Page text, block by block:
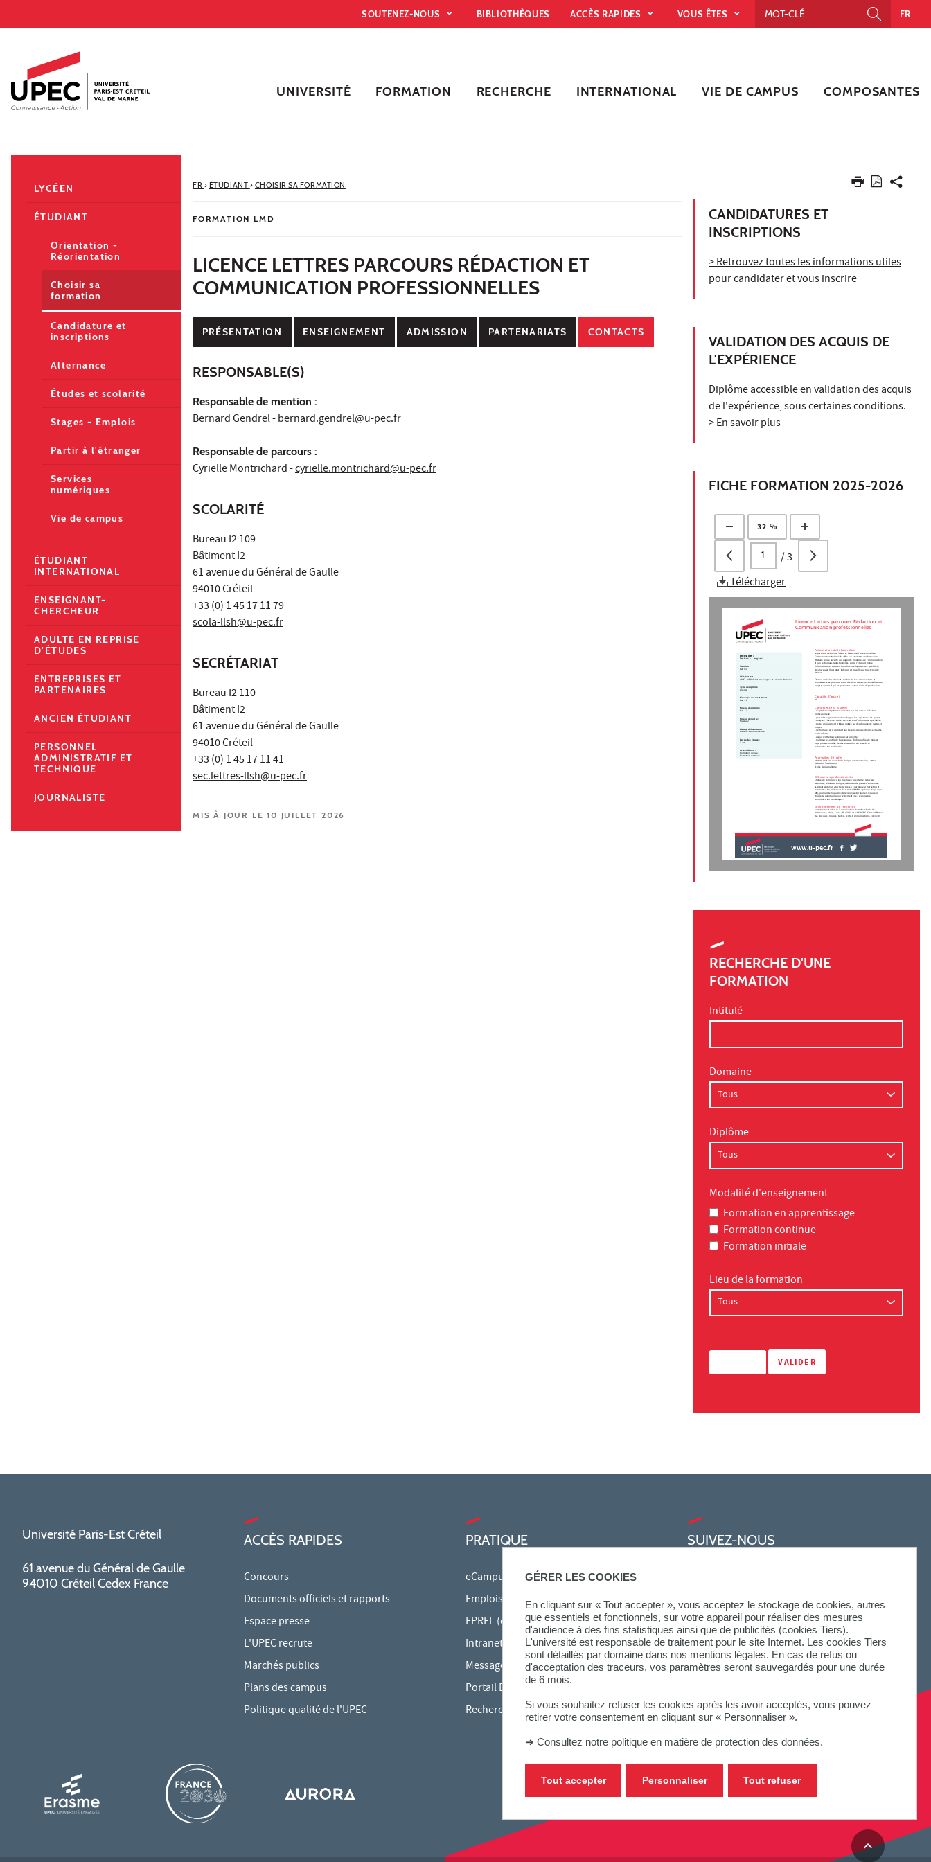
GÉRER LES COOKIES
En cliquant sur « Tout accepter », vous acceptez le stockage de cookies, autres
que essentiels et fonctionnels, sur votre appareil pour réaliser des mesures
d'audience à des fins statistiques ainsi que de publicités (cookies Tiers).
L'université est responsable de traitement pour le site Internet. Les cookies Tiers
sont détaillés par domaine dans nos mentions légales. En cas de refus ou
d'acceptation des traceurs, vos paramètres seront sauvegardés pour une durée
de 6 mois.
Si vous souhaitez refuser les cookies après les avoir acceptés, vous pouvez
retirer votre consentement en cliquant sur « Personnaliser ».
➜ Consultez notre politique en matière de protection des données.
Tout accepter Tout refuser
Personnaliser
Accès directs
Recherche
Navigation secondaire
SOUTENEZ-NOUS BIBLIOTHÈQUES ACCÈS RAPIDES VOUS ÊTES FR
UNIVERSITÉ FORMATION RECHERCHE INTERNATIONAL VIE DE CAMPUS COMPOSANTES
FR › ÉTUDIANT › CHOISIR SA FORMATION
FORMATION LMD
LICENCE LETTRES PARCOURS RÉDACTION ET
COMMUNICATION PROFESSIONNELLES
PRÉSENTATION ENSEIGNEMENT ADMISSION PARTENARIATS CONTACTS
RESPONSABLE(S)
Responsable de mention :
Bernard Gendrel -bernard.gendrel@u-pec.fr
Responsable de parcours :
Cyrielle Montrichard -cyrielle.montrichard@u-pec.fr
SCOLARITÉ
Bureau I2 109
Bâtiment I2
61 avenue du Général de Gaulle
94010 Créteil
+33 (0) 1 45 17 11 79
scola-llsh@u-pec.fr
SECRÉTARIAT
Bureau I2 110
Bâtiment I2
61 avenue du Général de Gaulle
94010 Créteil
+33 (0) 1 45 17 11 41
sec.lettres-llsh@u-pec.fr
MIS À JOUR LE 10 JUILLET 2026
CANDIDATURES ET
INSCRIPTIONS
> Retrouvez toutes les informations utiles
pour candidater et vous inscrire
VALIDATION DES ACQUIS DE
L'EXPÉRIENCE
Diplôme accessible en validation des acquis
de l'expérience, sous certaines conditions.
> En savoir plus
FICHE FORMATION 2025-2026
32 %
/3
Télécharger
Licence Lettres parcours Rédaction et
Communication professionnelles
Présentation de la formation
Le parcours de Licence 3 Lettres Rédaction Professionnelle et
Communication Multimédia offre aux étudiants une formation
littéraire solide ouverte aux supports modernes de communication
et aux techniques rédactionnelles. Ainsi, l’étudiant manie
l’informatique et acquiert la maîtrise de logiciels tels que Flash,
Dreamweaver, Illustrator, indesign et travaille sur tous types de
discours.
Chaque année les étudiants mobilisent les connaissances et
compétences acquises au cours des deux semestres en réalisant un
projet transversal qui les place en situation réelle de production.
Capacité d'accueil
20
Compétence(s) visée(s)
Il s’agit des compétences suivantes, en lien avec la rédaction
professionnelle :
- posséder la grammaire de sa langue, les registres et les genres
- analyser, classer et traiter des sources d’information spécialisée
- porter un jugement critique motivé sur des documents (textes et
images)
- (re)formuler en s’adaptant aux besoins d’une entreprise et à des
publics divers
- savoir synthétiser, expliquer, argumenter
- maîtriser les outils de bureautique, d’infographie, de mise en
page professionnelle, de documentation sur le web, de
communication multimédia.
Poursuites d'études
Masters (métiers du web, du design, communication, Lettres,
Rédaction Traduction)
Écoles de journalisme
Débouchés professionnels
Chargé de communication interne et/ou externe, rédacteur
technique, rédacteur en ligne, rédacteur de presse d’entreprise,
assistant éditorial, attaché de presse, coordinateur marketing et
communication, rédacteur de scripts (BFMTV, après un stage chez
M6), journaliste magasine/ télévision/web, reporter-rédacteur,
chargé de communication événementielle, responsable
communication numérique...
Environnement de recherche
La mention est adossée à deux équipes de recherche: le LIS
(Littératures, Idées, Savoir, EA 4395) et le CEDITEC (Centre d'Etudes
des Discours , Images, textes, Ecrits, Communications, EA 3119).
Domaine :
Lettres - Langues
Mention :
Lettres
UFR/Institut :
UPEC - UFR de Lettres langues et sciences humaines
Type de diplôme :
Licence
Niveau(x) de recrutement :
Bac + 2
Niveau de diplôme :
Bac + 3
Niveau de sortie :
Niveau 2
Lieu(x) de formation :
Créteil - Campus Centre
Durée des études :
3 ans
Accessible en :
Formation initiale,
Formation continue
www.u-pec.fr
RECHERCHE D'UNE
FORMATION
Intitulé
Domaine
Diplôme
Modalité d'enseignement
Formation en apprentissage
Formation continue
Formation initiale
Lieu de la formation
LYCÉEN
ÉTUDIANT
Orientation -
Réorientation
Choisir sa
formation
Candidature et
inscriptions
Alternance
Études et scolarité
Stages - Emplois
Partir à l'étranger
Services
numériques
Vie de campus
ÉTUDIANT
INTERNATIONAL
ENSEIGNANT-
CHERCHEUR
ADULTE EN REPRISE
D'ÉTUDES
ENTREPRISES ET
PARTENAIRES
ANCIEN ÉTUDIANT
PERSONNEL
ADMINISTRATIF ET
TECHNIQUE
JOURNALISTE
Université Paris-Est Créteil
61 avenue du Général de Gaulle
94010 Créteil Cedex France
ACCÈS RAPIDES
Concours
Documents officiels et rapports
Espace presse
L'UPEC recrute
Marchés publics
Plans des campus
Politique qualité de l'UPEC
PRATIQUE
eCampus
Emplois du temps en ligne
EPREL (cours en ligne)
Intranet des personnels
Messagerie étudiante
Portail Bu Athéna
Rechercher une formation
SUIVEZ-NOUS